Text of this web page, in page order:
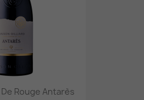
Rouge Antarès